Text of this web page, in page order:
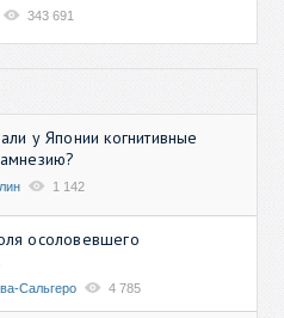
343 691
у Японии когнитивные
1 142
осоловевшего
Сальгеро 4 785